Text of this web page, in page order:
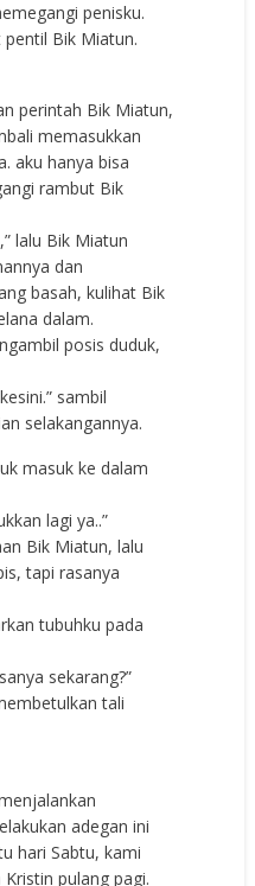
penisku.
Bik Miatun.
perintah Bik Miatun,
memasukkan
aku hanya bisa
rambut Bik
lalu Bik Miatun
dan
basah, kulihat Bik
dalam.
posis duduk,
sambil
selakangannya.
masuk ke dalam
lagi ya..”
Bik Miatun, lalu
tapi rasanya
tubuhku pada
sekarang?”
tali
adegan ini
hari Sabtu, kami
pulang pagi.